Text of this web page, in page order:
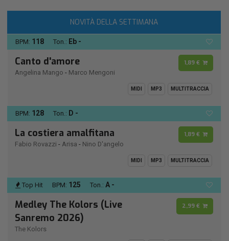
NOVITÀ DELLA SETTIMANA
BPM: 118 Ton.: Eb -
Canto d'amore
Angelina Mango - Marco Mengoni
1,89 €
MIDI MP3 MULTITRACCIA
BPM: 128 Ton.: D -
La costiera amalfitana
Fabio Rovazzi - Arisa - Nino D'angelo
1,89 €
MIDI MP3 MULTITRACCIA
Top Hit BPM: 125 Ton.: A -
Medley The Kolors (Live
Sanremo 2026)
The Kolors
2,99 €